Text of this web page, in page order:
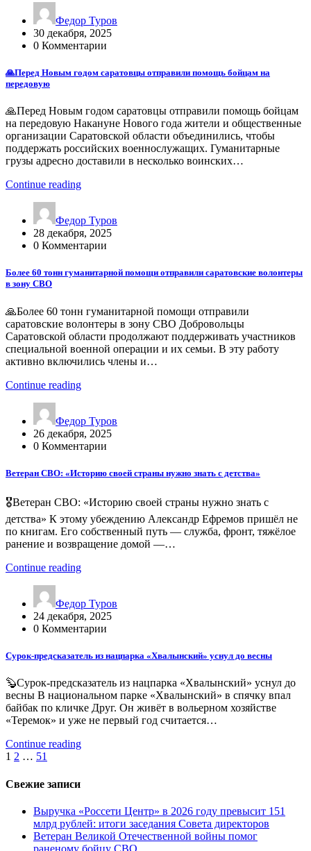
Федор Туров
30 декабря, 2025
0 Комментарии
🙏Перед Новым годом саратовцы отправили помощь бойцам на
передовую
🙏Перед Новым годом саратовцы отправили помощь бойцам
на передовую Накануне Нового года жители и общественные
организации Саратовской области объединились, чтобы
поддержать российских военнослужащих. Гуманитарные
грузы адресно доставили в несколько воинских…
Continue reading
Федор Туров
28 декабря, 2025
0 Комментарии
Более 60 тонн гуманитарной помощи отправили саратовские волонтеры
в зону СВО
🙏Более 60 тонн гуманитарной помощи отправили
саратовские волонтеры в зону СВО Добровольцы
Саратовской области продолжают поддерживать участников
специальной военной операции и их семьи. В эту работу
активно включились члены и…
Continue reading
Федор Туров
26 декабря, 2025
0 Комментарии
Ветеран СВО: «Историю своей страны нужно знать с детства»
🎖Ветеран СВО: «Историю своей страны нужно знать с
детства» К этому убеждению Александр Ефремов пришёл не
по книгам. Его собственный путь — служба, фронт, тяжёлое
ранение и возвращение домой —…
Continue reading
Федор Туров
24 декабря, 2025
0 Комментарии
Сурок-предсказатель из нацпарка «Хвалынский» уснул до весны
🦫Сурок-предсказатель из нацпарка «Хвалынский» уснул до
весны В национальном парке «Хвалынский» в спячку впал
байбак по кличке Друг. Он живёт в вольерном хозяйстве
«Теремок» и уже не первый год считается…
Continue reading
Пагинация
записей
1 2 … 51
Свежие записи
Выручка «Россети Центр» в 2026 году превысит 151
млрд рублей: итоги заседания Совета директоров
Ветеран Великой Отечественной войны помог
раненому бойцу СВО